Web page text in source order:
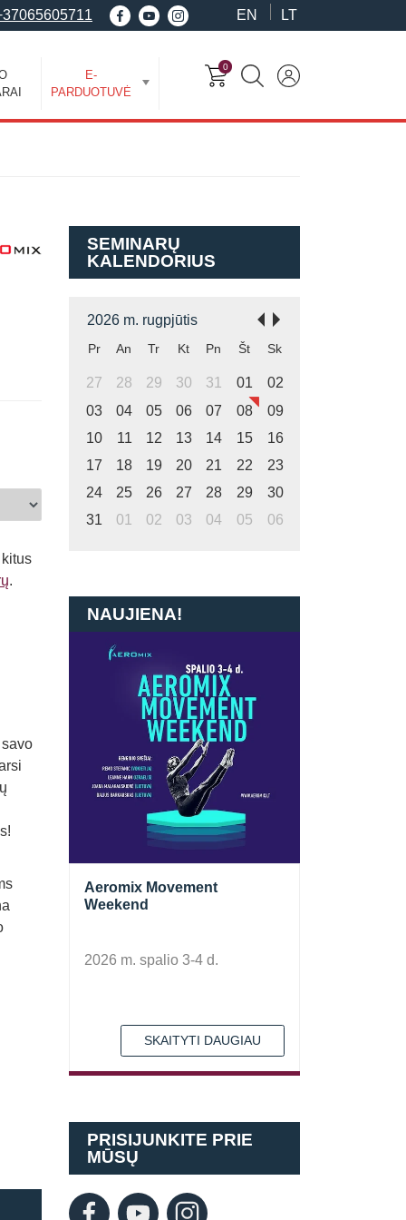
EN LT
E-
PARDUOTUVĖ
0
.
SEMINARŲ
KALENDORIUS
2026 m. rugpjūtis
Pr An Tr Kt Pn Št Sk
27 28 29 30 31 01
02
03
04 05 06 07 08
09
10
11 12 13 14 15
16
17
18 19 20 21 22
23
24
25 26 27 28 29
30
31
01 02 03 04 05 06
NAUJIENA!
Aeromix Movement
Weekend
2026 m. spalio 3-4 d.
SKAITYTI DAUGIAU
PRISIJUNKITE PRIE
MŪSŲ